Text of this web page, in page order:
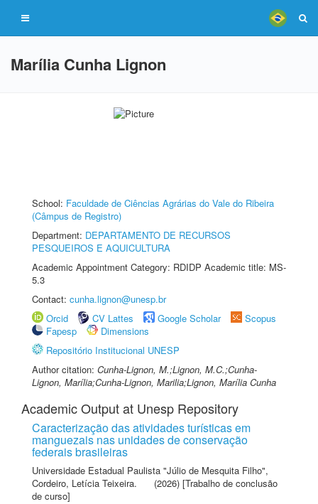
Marília Cunha Lignon
School: Faculdade de Ciências Agrárias do Vale do Ribeira
(Câmpus de Registro)
Department: DEPARTAMENTO DE RECURSOS
PESQUEIROS E AQUICULTURA
Academic Appointment Category: RDIDP Academic title: MS-
5.3
Contact: cunha.lignon@unesp.br
Orcid
CV Lattes Google Scholar
Scopus
Fapesp
Dimensions
Repositório Institucional UNESP
Author citation: Cunha-Lignon, M.;Lignon, M.C.;Cunha-
Lignon, Marília;Cunha-Lignon, Marilia;Lignon, Marília Cunha
Academic Output at Unesp Repository
Caracterização das atividades turísticas em
manguezais nas unidades de conservação
federais brasileiras
Universidade Estadual Paulista "Júlio de Mesquita Filho",
Cordeiro, Letícia Teixeira.
(2026) [Trabalho de conclusão
de curso]